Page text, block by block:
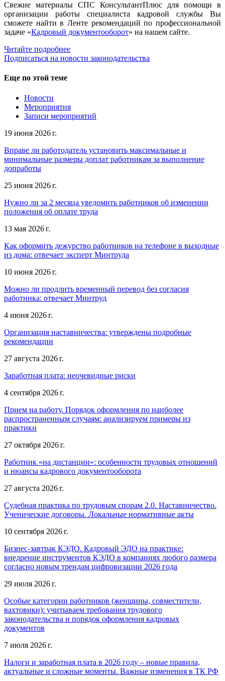
Свежие материалы СПС КонсультантПлюс для помощи в
организации работы специалиста кадровой службы Вы
сможете найти в Ленте рекомендаций по профессиональной
задаче «Кадровый документооборот» на нашем сайте.
Читайте подробнее
Подписаться на новости законодательства
Еще по этой теме
Новости
Мероприятия
Записи мероприятий
19 июня 2026 г.
Вправе ли работодатель установить максимальные и
минимальные размеры доплат работникам за выполнение
допработы
25 июня 2026 г.
Нужно ли за 2 месяца уведомить работников об изменении
положения об оплате труда
13 мая 2026 г.
Как оформить дежурство работников на телефоне в выходные
из дома: отвечает эксперт Минтруда
10 июня 2026 г.
Можно ли продлить временный перевод без согласия
работника: отвечает Минтруд
4 июня 2026 г.
Организация наставничества: утверждены подробные
рекомендации
27 августа 2026 г.
Заработная плата: неочевидные риски
4 сентября 2026 г.
Прием на работу. Порядок оформления по наиболее
распространенным случаям: анализируем примеры из
практики
27 октября 2026 г.
Работник «на дистанции»: особенности трудовых отношений
и нюансы кадрового документооборота
27 августа 2026 г.
Судебная практика по трудовым спорам 2.0. Наставничество.
Ученические договоры. Локальные нормативные акты
10 сентября 2026 г.
Бизнес-завтрак КЭДО. Кадровый ЭДО на практике:
внедрение инструментов КЭДО в компаниях любого размера
согласно новым трендам цифровизации 2026 года
29 июля 2026 г.
Особые категории работников (женщины, совместители,
вахтовики): учитываем требования трудового
законодательства и порядок оформления кадровых
документов
7 июля 2026 г.
Налоги и заработная плата в 2026 году – новые правила,
актуальные и сложные моменты. Важные изменения в ТК РФ